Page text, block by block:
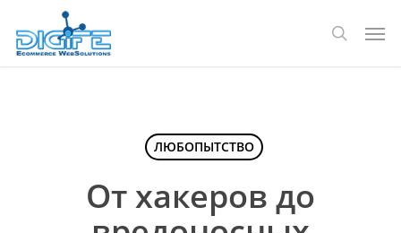
основному
поиск
ЛЮБОПЫТСТВО
От хакеров до